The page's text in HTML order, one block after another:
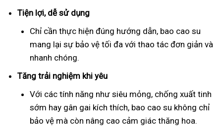
Tiện lợi, dễ sử dụng
Chỉ cần thực hiện đúng hướng dẫn, bao cao su
mang lại sự bảo vệ tối đa với thao tác đơn giản và
nhanh chóng.
Tăng trải nghiệm khi yêu
Với các tính năng như siêu mỏng, chống xuất tinh
sớm hay gân gai kích thích, bao cao su không chỉ
bảo vệ mà còn nâng cao cảm giác thăng hoa.